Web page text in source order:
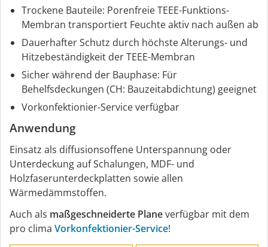
Trockene Bauteile: Porenfreie TEEE-Funktions-
Membran transportiert Feuchte aktiv nach außen ab
Dauerhafter Schutz durch höchste Alterungs- und
Hitzebeständigkeit der TEEE-Membran
Sicher während der Bauphase: Für
Behelfsdeckungen (CH: Bauzeitabdichtung) geeignet
Vorkonfektionier-Service verfügbar
Anwendung
Einsatz als diffusionsoffene Unterspannung oder
Unterdeckung auf Schalungen, MDF- und
Holzfaserunterdeckplatten sowie allen
Wärmedämmstoffen.
Auch als maßgeschneiderte Planeverfügbar mit dem
pro clima Vorkonfektionier-Service!